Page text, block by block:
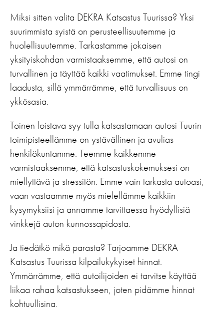
Miksi sitten valita DEKRA Katsastus Tuurissa? Yksi
suurimmista syistä on perusteellisuutemme ja
huolellisuutemme. Tarkastamme jokaisen
yksityiskohdan varmistaaksemme, että autosi on
turvallinen ja täyttää kaikki vaatimukset. Emme tingi
laadusta, sillä ymmärrämme, että turvallisuus on
ykkösasia.
Toinen loistava syy tulla katsastamaan autosi Tuurin
toimipisteellämme on ystävällinen ja avulias
henkilökuntamme. Teemme kaikkemme
varmistaaksemme, että katsastuskokemuksesi on
miellyttävä ja stressitön. Emme vain tarkasta autoasi,
vaan vastaamme myös mielellämme kaikkiin
kysymyksiisi ja annamme tarvittaessa hyödyllisiä
vinkkejä auton kunnossapidosta.
Ja tiedätkö mikä parasta? Tarjoamme DEKRA
Katsastus Tuurissa kilpailukykyiset hinnat.
Ymmärrämme, että autoilijoiden ei tarvitse käyttää
liikaa rahaa katsastukseen, joten pidämme hinnat
kohtuullisina.